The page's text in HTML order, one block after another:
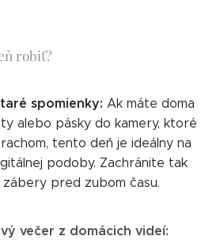
robiť?
spomienky: Ak máte doma
alebo pásky do kamery, ktoré
tento deň je ideálny na
podoby. Zachránite tak
pred zubom času.
večer z domácich videí: